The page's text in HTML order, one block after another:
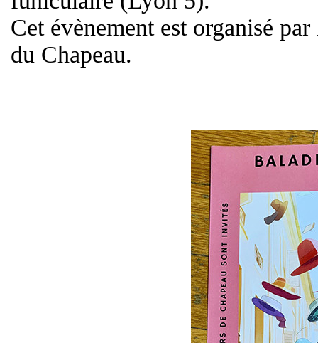
Cet évènement est organisé
du Chapeau.